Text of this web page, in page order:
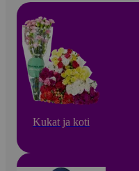
Kukat ja koti